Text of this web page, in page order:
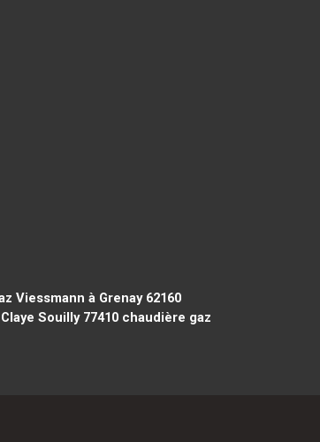
Viessmann à Grenay 62160
Souilly 77410chaudière gaz